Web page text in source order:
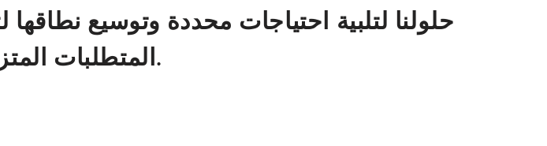
حلولنا لتلبية احتياجات محددة وتوسيع نطاقها
المتطلبات المتزايدة.